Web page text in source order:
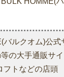
バルクオム)公式
の大手通販サイ
フトなどの店頭